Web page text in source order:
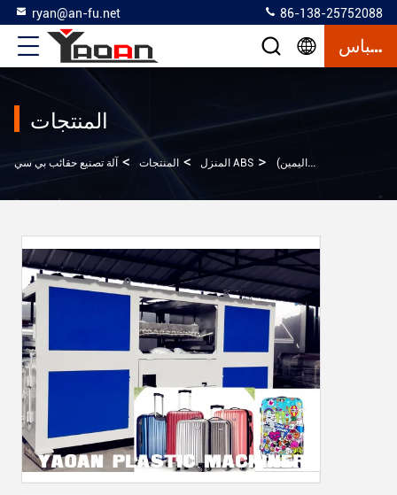
ryan@an-fu.net 86-138-25752088
إقتباس
المنتجات
المنزل > المنتجات > آلة تصنيع حقائب بي سي ABS > حقيبة / آلة صنع الأمتعة / آلة تشكيل الفراغ ذاتية التشغيل بالكامل (النوع الأيسر واليمين)